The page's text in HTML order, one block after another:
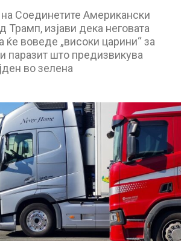
Соединетите Американски
изјави дека неговата
ќе воведе „високи царини“ за
паразит што предизвикува
во зелена